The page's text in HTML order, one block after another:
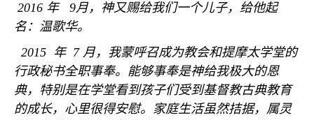
2016 年 9月，神又赐给我们一个儿子，给他起
名：温歌华。
2015 年 7 月，我蒙呼召成为教会和提摩太学堂的
行政秘书全职事奉。能够事奉是神给我极大的恩
典，特别是在学堂看到孩子们受到基督教古典教育
的成长，心里很得安慰。家庭生活虽然拮据，属灵